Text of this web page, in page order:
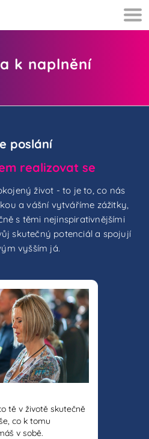
k naplnění
poslání
realizovat se
život - to je to, co nás
a vášní vytváříme zážitky,
s těmi nejinspirativnějšími
skutečný potenciál a spojují
vyšším já.
tě v životě skutečně
co k tomu
v sobě.